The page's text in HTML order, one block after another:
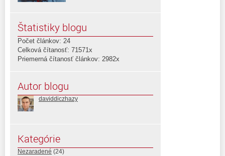
Štatistiky blogu
Počet článkov: 24
Celková čítanosť: 71571x
Priemerná čítanosť článkov: 2982x
Autor blogu
daviddiczhazy
Kategórie
Nezaradené (24)